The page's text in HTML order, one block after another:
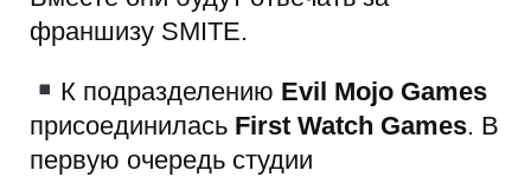
франшизу SMITE.
К подразделению Evil Mojo Games
присоединилась First Watch Games. В
первую очередь студии